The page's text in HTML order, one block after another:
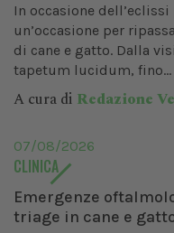
In occasione
un’occasione per
di cane e gatto. Dalla
tapetum lucidum, fino...
A cura di Redazione
07/08/2026
CLINICA
Emergenze
triage in cane e